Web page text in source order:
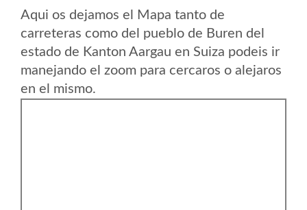
Aqui os dejamos el Mapa tanto de
carreteras como del pueblo de Buren del
estado de Kanton Aargau en Suiza podeis ir
manejando el zoom para cercaros o alejaros
en el mismo.